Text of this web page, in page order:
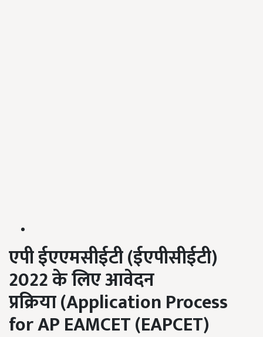
एपी ईएएमसीईटी(ईएपीसीईटी)
2022के लिए आवेदन
प्रक्रिया(Application Process
for AP EAMCET (EAPCET)